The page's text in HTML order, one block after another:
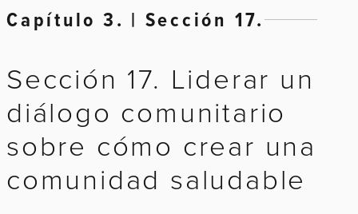
Capítulo 3. | Sección 17.
Sección 17. Liderar un
diálogo comunitario
sobre cómo crear una
comunidad saludable